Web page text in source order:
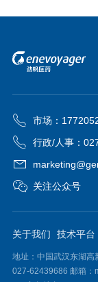
市场：
行政/人事：
关注公众号
关于我们 技术平台
地址：中国武汉东湖高
027-62439686 邮箱：